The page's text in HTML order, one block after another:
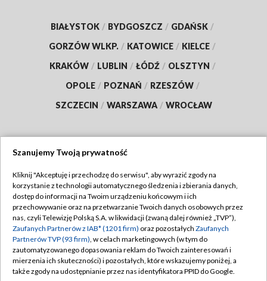
BIAŁYSTOK / BYDGOSZCZ / GDAŃSK /
GORZÓW WLKP. / KATOWICE / KIELCE /
KRAKÓW / LUBLIN / ŁÓDŹ / OLSZTYN /
OPOLE / POZNAŃ / RZESZÓW /
SZCZECIN / WARSZAWA / WROCŁAW
TVP
Abonament TVP
Emisja w TVP
Centrum informacji TVP
Naziemna Telewizja Cyfrowa
Regulamin TVP
Polityka prywatności
Moje zgody
Pomoc
Szanujemy Twoją prywatność
Kliknij "Akceptuję i przechodzę do serwisu", aby wyrazić zgody na
korzystanie z technologii automatycznego śledzenia i zbierania danych,
dostęp do informacji na Twoim urządzeniu końcowym i ich
przechowywanie oraz na przetwarzanie Twoich danych osobowych przez
nas, czyli Telewizję Polską S.A. w likwidacji (zwaną dalej również „TVP”),
Zaufanych Partnerów z IAB* (1201 firm) oraz pozostałych Zaufanych
Partnerów TVP (93 firm), w celach marketingowych (w tym do
zautomatyzowanego dopasowania reklam do Twoich zainteresowań i
mierzenia ich skuteczności) i pozostałych, które wskazujemy poniżej, a
także zgody na udostępnianie przez nas identyfikatora PPID do Google.